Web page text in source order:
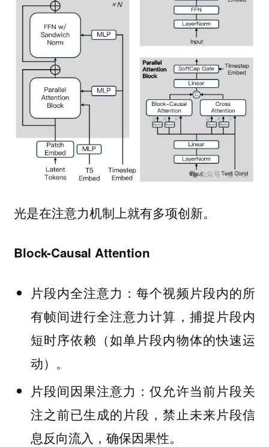
光是在注意力机制上就有多项创新。
Block-Causal Attention
片段内全注意力：每个视频片段内的所
有帧间进行全注意力计算，捕捉片段内
短时序依赖（如单片段内物体的快速运
动）。
片段间因果注意力：仅允许当前片段关
注之前已生成的片段，禁止未来片段信
息反向流入，确保因果性。